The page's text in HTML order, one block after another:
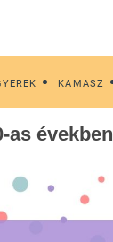
KAMASZ
as években